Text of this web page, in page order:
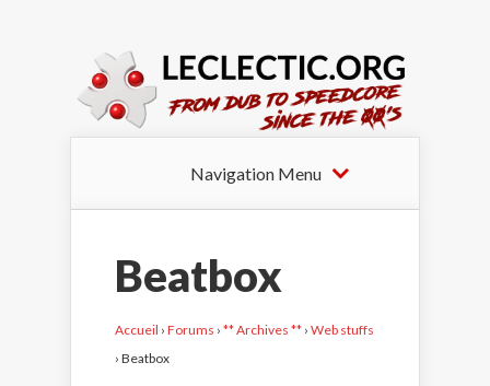
Navigation Menu
Beatbox
Accueil › Forums › ** Archives ** › Web stuffs
› Beatbox